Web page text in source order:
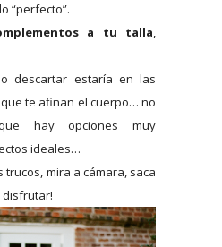
“perfecto”.
a tu talla,
descartar estaría en las
te afinan el cuerpo… no
hay opciones muy
ideales…
mira a cámara, saca
disfrutar!